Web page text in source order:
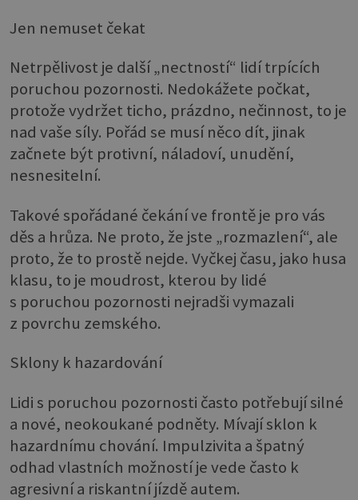
Jen nemuset čekat
Netrpělivost je další „nectností“ lidí trpících
poruchou pozornosti. Nedokážete počkat,
protože vydržet ticho, prázdno, nečinnost, to je
nad vaše síly. Pořád se musí něco dít, jinak
začnete být protivní, náladoví, unudění,
nesnesitelní.
Takové spořádané čekání ve frontě je pro vás
děs a hrůza. Ne proto, že jste „rozmazlení“, ale
proto, že to prostě nejde. Vyčkej času, jako husa
klasu, to je moudrost, kterou by lidé
s poruchou pozornosti nejradši vymazali
z povrchu zemského.
Sklony k hazardování
Lidi s poruchou pozornosti často potřebují silné
a nové, neokoukané podněty. Mívají sklon k
hazardnímu chování. Impulzivita a špatný
odhad vlastních možností je vede často k
agresivní a riskantní jízdě autem.